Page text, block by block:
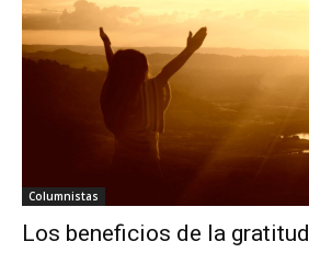
Columnistas
Los beneficios de la gratitud